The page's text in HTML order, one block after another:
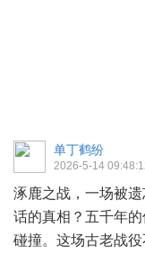
单丁鹤纷
2026-5-14
涿鹿之战，一场被
话的真相？五千年
碰撞。这场古老战